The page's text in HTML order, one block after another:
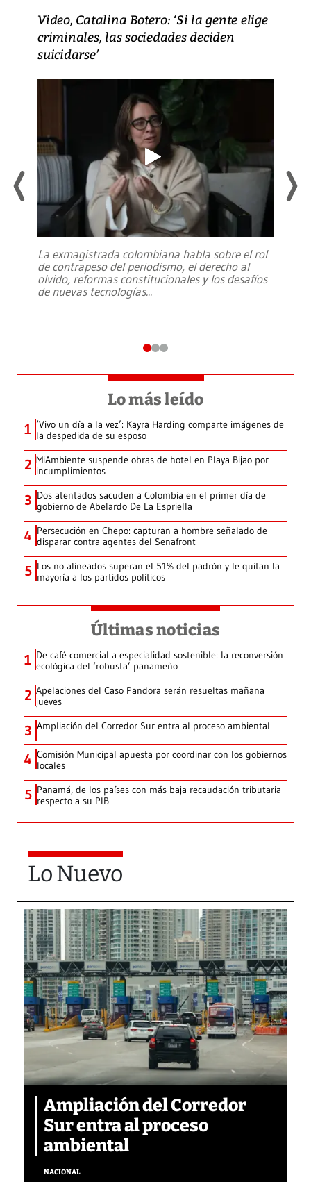
Video, Catalina Botero: ‘Si la gente elige
criminales, las sociedades deciden
suicidarse’
La exmagistrada colombiana habla sobre el rol
de contrapeso del periodismo, el derecho al
olvido, reformas constitucionales y los desafíos
de nuevas tecnologías...
Lo más leído
1 ‘Vivo un día a la vez’: Kayra Harding comparte imágenes de
la despedida de su esposo
2 MiAmbiente suspende obras de hotel en Playa Bijao por
incumplimientos
3 Dos atentados sacuden a Colombia en el primer día de
gobierno de Abelardo De La Espriella
4 Persecución en Chepo: capturan a hombre señalado de
disparar contra agentes del Senafront
5 Los no alineados superan el 51% del padrón y le quitan la
mayoría a los partidos políticos
Últimas noticias
1 De café comercial a especialidad sostenible: la reconversión
ecológica del ‘robusta’ panameño
2 Apelaciones del Caso Pandora serán resueltas mañana
jueves
3 Ampliación del Corredor Sur entra al proceso ambiental
4 Comisión Municipal apuesta por coordinar con los gobiernos
locales
5 Panamá, de los países con más baja recaudación tributaria
respecto a su PIB
Lo Nuevo
Ampliación del Corredor
Sur entra al proceso
ambiental
NACIONAL